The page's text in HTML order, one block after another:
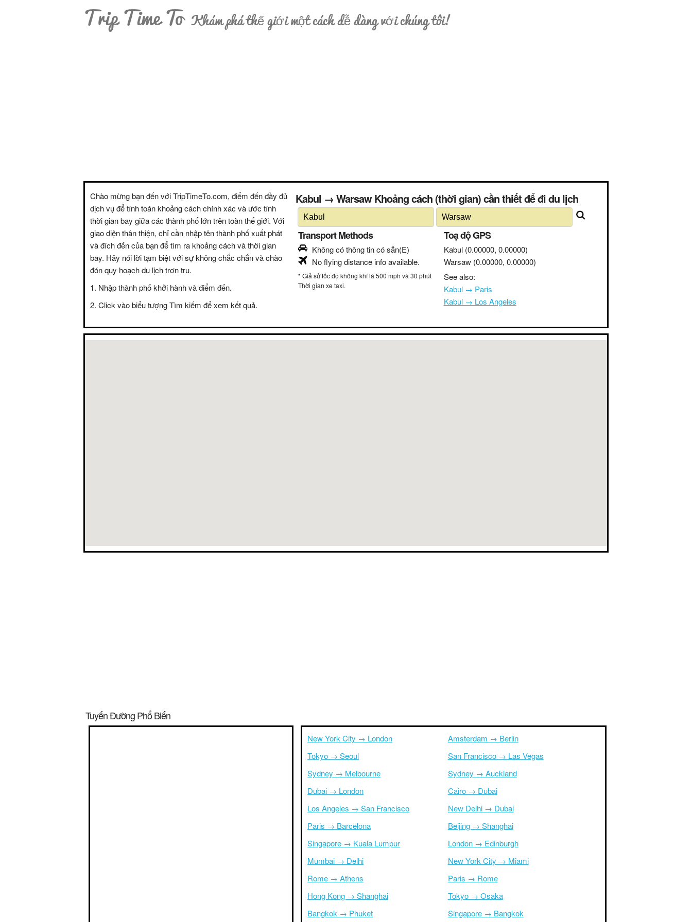
Trip Time To Khám phá thế giới một cách dễ dàng với chúng tôi!
Chào mừng bạn đến với TripTimeTo.com, điểm đến đầy đủ
dịch vụ để tính toán khoảng cách chính xác và ước tính
thời gian bay giữa các thành phố lớn trên toàn thế giới. Với
giao diện thân thiện, chỉ cần nhập tên thành phố xuất phát
và đích đến của bạn để tìm ra khoảng cách và thời gian
bay. Hãy nói lời tạm biệt với sự không chắc chắn và chào
đón quy hoạch du lịch trơn tru.
Nhập thành phố khởi hành và điểm đến.
Click vào biểu tượng Tìm kiếm để xem kết quả.
Kabul → Warsaw Khoảng cách (thời gian) cần thiết để đi du lịch
Transport Methods
Không có thông tin có sẵn(E)
No flying distance info available.
* Giả sử tốc độ không khí là 500 mph và 30 phút
Thời gian xe taxi.
Toạ độ GPS
Kabul (0.00000, 0.00000)
Warsaw (0.00000, 0.00000)
See also:
Kabul → Paris
Kabul → Los Angeles
Tuyến Đường Phổ Biến
New York City → London
Tokyo → Seoul
Sydney → Melbourne
Dubai → London
Los Angeles → San Francisco
Paris → Barcelona
Singapore → Kuala Lumpur
Mumbai → Delhi
Rome → Athens
Hong Kong → Shanghai
Bangkok → Phuket
Amsterdam → Berlin
San Francisco → Las Vegas
Sydney → Auckland
Cairo → Dubai
New Delhi → Dubai
Beijing → Shanghai
London → Edinburgh
New York City → Miami
Paris → Rome
Tokyo → Osaka
Singapore → Bangkok